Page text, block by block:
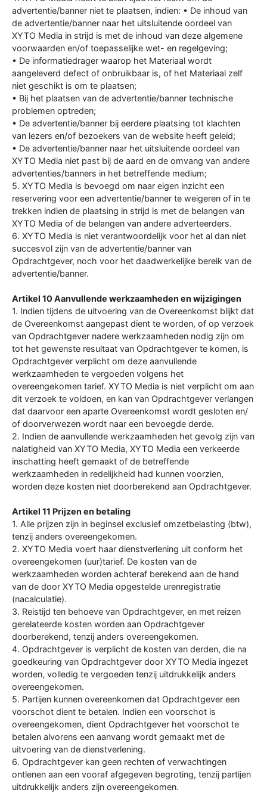
advertentie/banner niet te plaatsen, indien: • De inhoud van
de advertentie/banner naar het uitsluitende oordeel van
XYTO Media in strijd is met de inhoud van deze algemene
voorwaarden en/of toepasselijke wet- en regelgeving;
• De informatiedrager waarop het Materiaal wordt
aangeleverd defect of onbruikbaar is, of het Materiaal zelf
niet geschikt is om te plaatsen;
• Bij het plaatsen van de advertentie/banner technische
problemen optreden;
• De advertentie/banner bij eerdere plaatsing tot klachten
van lezers en/of bezoekers van de website heeft geleid;
• De advertentie/banner naar het uitsluitende oordeel van
XYTO Media niet past bij de aard en de omvang van andere
advertenties/banners in het betreffende medium;
5. XYTO Media is bevoegd om naar eigen inzicht een
reservering voor een advertentie/banner te weigeren of in te
trekken indien de plaatsing in strijd is met de belangen van
XYTO Media of de belangen van andere adverteerders.
6. XYTO Media is niet verantwoordelijk voor het al dan niet
succesvol zijn van de advertentie/banner van
Opdrachtgever, noch voor het daadwerkelijke bereik van de
advertentie/banner.
Artikel 10 Aanvullende werkzaamheden en wijzigingen
1. Indien tijdens de uitvoering van de Overeenkomst blijkt dat
de Overeenkomst aangepast dient te worden, of op verzoek
van Opdrachtgever nadere werkzaamheden nodig zijn om
tot het gewenste resultaat van Opdrachtgever te komen, is
Opdrachtgever verplicht om deze aanvullende
werkzaamheden te vergoeden volgens het
overeengekomen tarief. XYTO Media is niet verplicht om aan
dit verzoek te voldoen, en kan van Opdrachtgever verlangen
dat daarvoor een aparte Overeenkomst wordt gesloten en/
of doorverwezen wordt naar een bevoegde derde.
2. Indien de aanvullende werkzaamheden het gevolg zijn van
nalatigheid van XYTO Media, XYTO Media een verkeerde
inschatting heeft gemaakt of de betreffende
werkzaamheden in redelijkheid had kunnen voorzien,
worden deze kosten niet doorberekend aan Opdrachtgever.
Artikel 11 Prijzen en betaling
1. Alle prijzen zijn in beginsel exclusief omzetbelasting (btw),
tenzij anders overeengekomen.
2. XYTO Media voert haar dienstverlening uit conform het
overeengekomen (uur)tarief. De kosten van de
werkzaamheden worden achteraf berekend aan de hand
van de door XYTO Media opgestelde urenregistratie
(nacalculatie).
3. Reistijd ten behoeve van Opdrachtgever, en met reizen
gerelateerde kosten worden aan Opdrachtgever
doorberekend, tenzij anders overeengekomen.
4. Opdrachtgever is verplicht de kosten van derden, die na
goedkeuring van Opdrachtgever door XYTO Media ingezet
worden, volledig te vergoeden tenzij uitdrukkelijk anders
overeengekomen.
5. Partijen kunnen overeenkomen dat Opdrachtgever een
voorschot dient te betalen. Indien een voorschot is
overeengekomen, dient Opdrachtgever het voorschot te
betalen alvorens een aanvang wordt gemaakt met de
uitvoering van de dienstverlening.
6. Opdrachtgever kan geen rechten of verwachtingen
ontlenen aan een vooraf afgegeven begroting, tenzij partijen
uitdrukkelijk anders zijn overeengekomen.